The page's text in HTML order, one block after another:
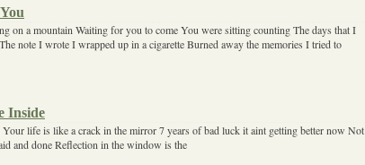
on a mountain Waiting for you to come You were sitting counting The days that I
note I wrote I wrapped up in a cigarette Burned away the memories I tried to
Inside
Your life is like a crack in the mirror 7 years of bad luck it aint getting better now Not
and done Reflection in the window is the